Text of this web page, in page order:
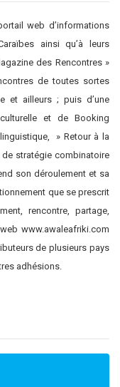
web d’informations
ainsi qu’à leurs
des Rencontres »
de toutes sortes
et ailleurs ; puis d’une
et de Booking
» Retour à la
stratégie combinatoire
son déroulement et sa
que se prescrit
rencontre, partage,
www.awaleafriki.com
de plusieurs pays
adhésions.